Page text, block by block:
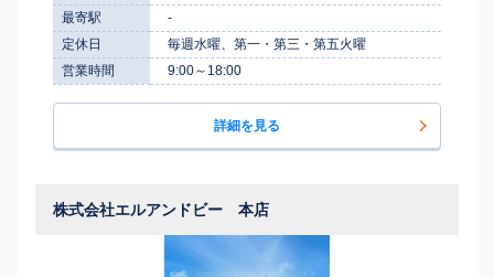
最寄駅
-
定休日
毎週水曜、第一・第三・第五火曜
営業時間
9:00～18:00
詳細を見る
株式会社エルアンドビー 本店